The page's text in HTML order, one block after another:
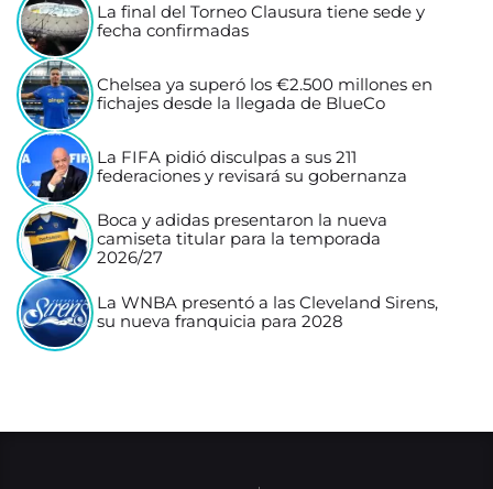
La final del Torneo Clausura tiene sede y
fecha confirmadas
Chelsea ya superó los €2.500 millones en
fichajes desde la llegada de BlueCo
La FIFA pidió disculpas a sus 211
federaciones y revisará su gobernanza
Boca y adidas presentaron la nueva
camiseta titular para la temporada
2026/27
La WNBA presentó a las Cleveland Sirens,
su nueva franquicia para 2028